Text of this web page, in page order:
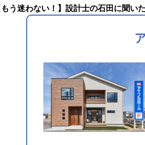
もう迷わない！】設計士の石田に聞